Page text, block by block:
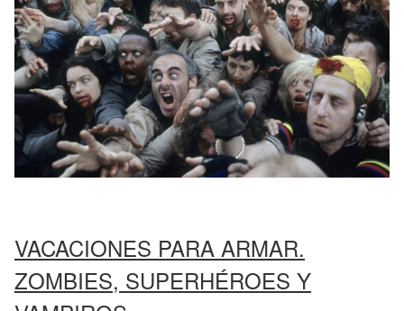
VACACIONES PARA ARMAR.
ZOMBIES, SUPERHÉROES Y